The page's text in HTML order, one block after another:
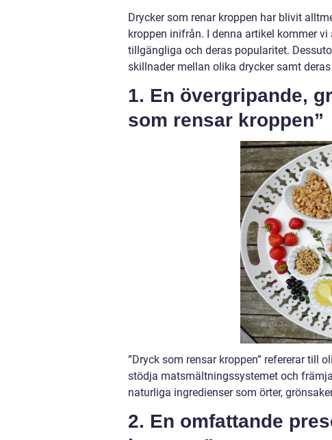
Drycker som renar kroppen har blivit
kroppen inifrån. I denna artikel kommer
tillgängliga och deras popularitet.
skillnader mellan olika drycker samt
1. En övergripande,
som rensar kroppen”
”Dryck som rensar kroppen” refererar till
stödja matsmältningssystemet och
naturliga ingredienser som örter,
2. En omfattande